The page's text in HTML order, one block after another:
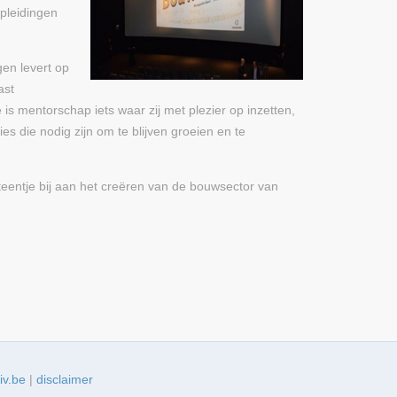
levert op
mentorschap iets waar zij met plezier op inzetten,
die nodig zijn om te blijven groeien en te
bij aan het creëren van de bouwsector van
| disclaimer